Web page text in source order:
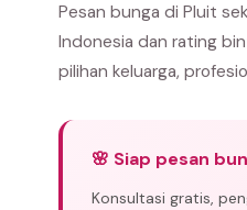
Pesan bunga di Pluit
Indonesia dan rating
pilihan keluarga,
🌸 Siap pesan
Konsultasi gratis,